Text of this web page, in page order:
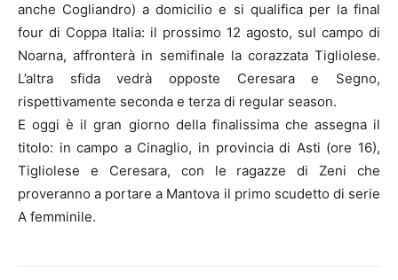
anche Cogliandro) a domicilio e si qualifica per la final
four di Coppa Italia: il prossimo 12 agosto, sul campo di
Noarna, affronterà in semifinale la corazzata Tigliolese.
L’altra sfida vedrà opposte Ceresara e Segno,
rispettivamente seconda e terza di regular season.
E oggi è il gran giorno della finalissima che assegna il
titolo: in campo a Cinaglio, in provincia di Asti (ore 16),
Tigliolese e Ceresara, con le ragazze di Zeni che
proveranno a portare a Mantova il primo scudetto di serie
A femminile.